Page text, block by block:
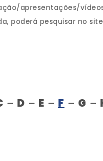
apresentações/
poderá pesquisar no
– D – E – F – G –